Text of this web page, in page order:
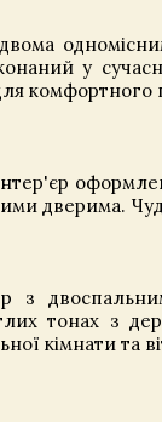
у
комфортного
дверима.
з
тонах з
кімнати та